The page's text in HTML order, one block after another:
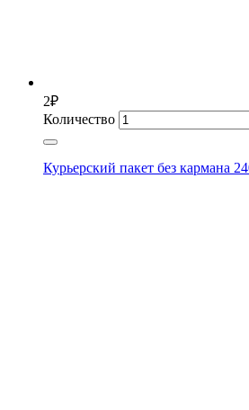
2₽
Количество
Курьерский пакет без кармана